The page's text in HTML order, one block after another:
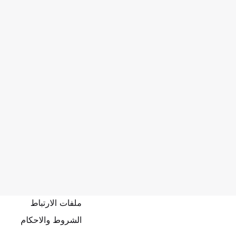
ملفات الارتباط
الشروط والاحكام